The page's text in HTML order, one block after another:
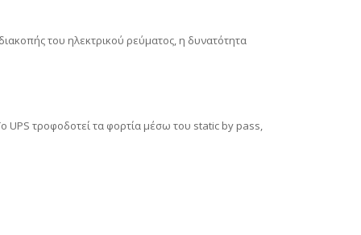
του ηλεκτρικού ρεύματος, η δυνατότητα
UPS τροφοδοτεί τα φορτία μέσω του static by pass,